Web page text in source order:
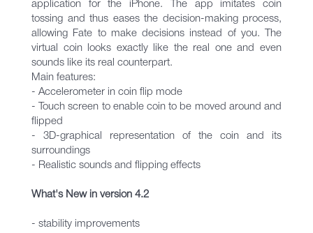
application for the iPhone. The app imitates coin
tossing and thus eases the decision-making process,
allowing Fate to make decisions instead of you. The
virtual coin looks exactly like the real one and even
sounds like its real counterpart.
Main features:
- Accelerometer in coin flip mode
- Touch screen to enable coin to be moved around and
flipped
- 3D-graphical representation of the coin and its
surroundings
- Realistic sounds and flipping effects
What's New in version 4.2
- stability improvements